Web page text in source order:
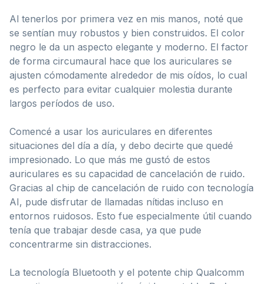
Al tenerlos por primera vez en mis manos, noté que
se sentían muy robustos y bien construidos. El color
negro le da un aspecto elegante y moderno. El factor
de forma circumaural hace que los auriculares se
ajusten cómodamente alrededor de mis oídos, lo cual
es perfecto para evitar cualquier molestia durante
largos períodos de uso.
Comencé a usar los auriculares en diferentes
situaciones del día a día, y debo decirte que quedé
impresionado. Lo que más me gustó de estos
auriculares es su capacidad de cancelación de ruido.
Gracias al chip de cancelación de ruido con tecnología
AI, pude disfrutar de llamadas nítidas incluso en
entornos ruidosos. Esto fue especialmente útil cuando
tenía que trabajar desde casa, ya que pude
concentrarme sin distracciones.
La tecnología Bluetooth y el potente chip Qualcomm